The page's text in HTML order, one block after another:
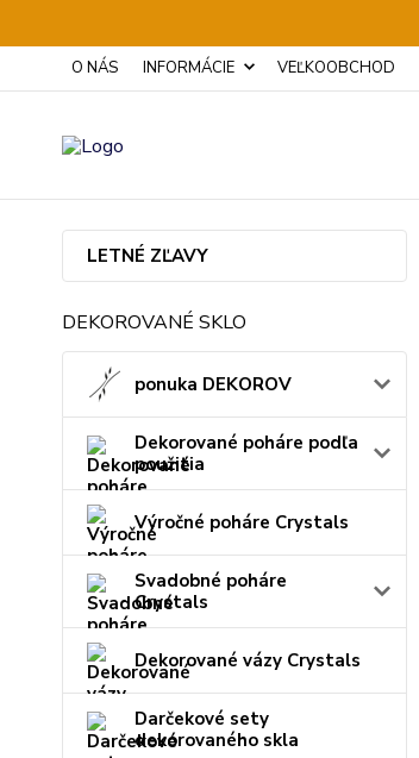
O NÁS INFORMÁCIE VEĽKOOBCHOD
LETNÉ ZĽAVY
DEKOROVANÉ SKLO
ponuka DEKOROV
Dekorované poháre podľa
použitia
Výročné poháre Crystals
Svadobné poháre
Crystals
Dekorované vázy Crystals
Darčekové sety
dekorovaného skla